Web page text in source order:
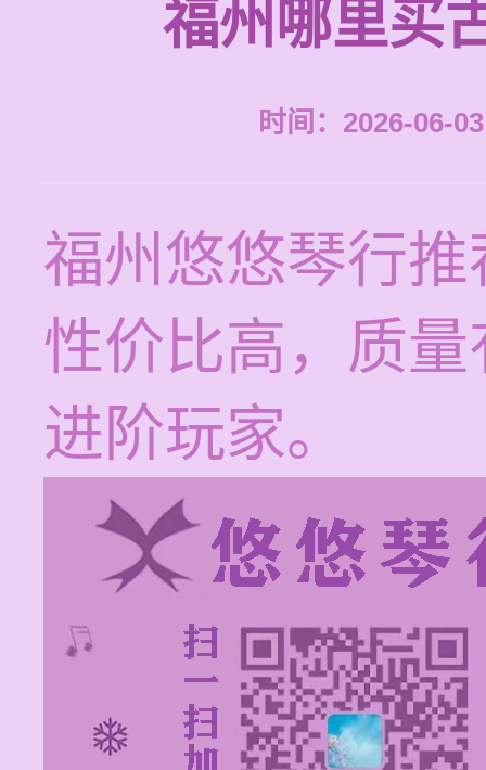
福州哪里买
时间：2026-06-
福州悠悠琴行
性价比高，质
进阶玩家。